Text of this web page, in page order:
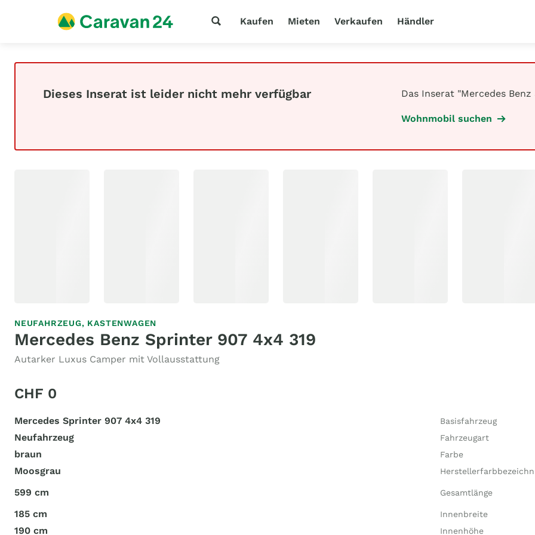
Kaufen Mieten Verkaufen Händler
Dieses Inserat ist leider nicht mehr verfügbar Das Inserat "Mercedes
Wohnmobil suchen
NEUFAHRZEUG, KASTENWAGEN
Mercedes Benz Sprinter 907 4x4 319
Autarker Luxus Camper mit Vollausstattung
CHF 0
Mercedes Sprinter 907 4x4 319 Basisfahrzeug
Neufahrzeug Fahrzeugart
braun Farbe
Moosgrau
599 cm Gesamtlänge
185 cm Innenbreite
190 cm Innenhöhe